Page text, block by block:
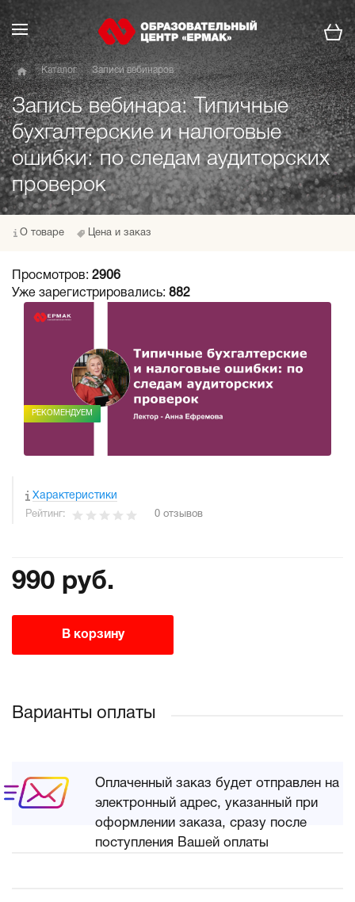
Каталог Записи вебинаров
Запись вебинара: Типичные
бухгалтерские и налоговые
ошибки: по следам аудиторских
проверок
О товаре Цена и заказ
Просмотров: 2906
Уже зарегистрировались: 882
РЕКОМЕНДУЕМ
Характеристики
Рейтинг: 0 отзывов
990 руб.
В корзину
Варианты оплаты
Оплаченный заказ будет отправлен на
электронный адрес, указанный при
оформлении заказа, сразу после
поступления Вашей оплаты